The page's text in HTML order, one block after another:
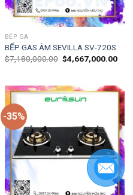
BẾP GA
BẾP GAS ÂM SEVILLA SV-720S
$7,180,000.00 $4,667,000.00
-35%